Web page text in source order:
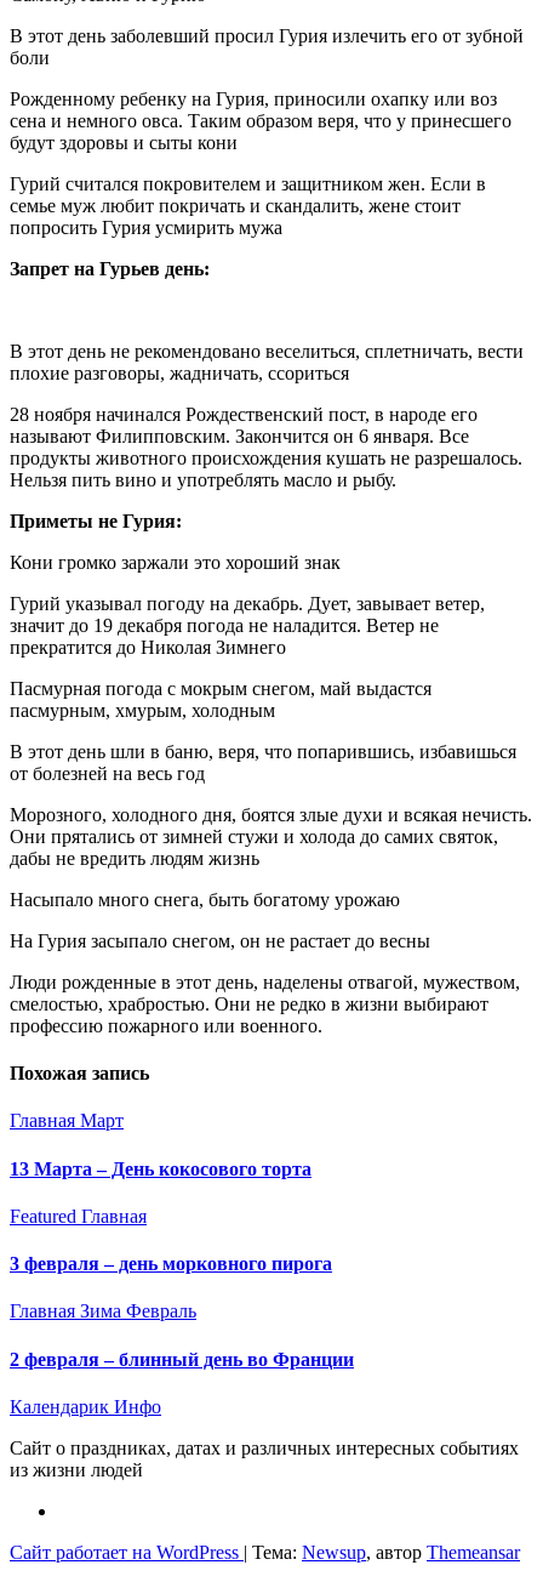
В этот день заболевший просил Гурия излечить его от зубной
боли
Рожденному ребенку на Гурия, приносили охапку или воз
сена и немного овса. Таким образом веря, что у принесшего
будут здоровы и сыты кони
Гурий считался покровителем и защитником жен. Если в
семье муж любит покричать и скандалить, жене стоит
попросить Гурия усмирить мужа
Запрет на Гурьев день:
В этот день не рекомендовано веселиться, сплетничать, вести
плохие разговоры, жадничать, ссориться
28 ноября начинался Рождественский пост, в народе его
называют Филипповским. Закончится он 6 января. Все
продукты животного происхождения кушать не разрешалось.
Нельзя пить вино и употреблять масло и рыбу.
Приметы не Гурия:
Кони громко заржали это хороший знак
Гурий указывал погоду на декабрь. Дует, завывает ветер,
значит до 19 декабря погода не наладится. Ветер не
прекратится до Николая Зимнего
Пасмурная погода с мокрым снегом, май выдастся
пасмурным, хмурым, холодным
В этот день шли в баню, веря, что попарившись, избавишься
от болезней на весь год
Морозного, холодного дня, боятся злые духи и всякая нечисть.
Они прятались от зимней стужи и холода до самих святок,
дабы не вредить людям жизнь
Насыпало много снега, быть богатому урожаю
На Гурия засыпало снегом, он не растает до весны
Люди рожденные в этот день, наделены отвагой, мужеством,
смелостью, храбростью. Они не редко в жизни выбирают
профессию пожарного или военного.
Похожая запись
Главная Март
13 Марта – День кокосового торта
Featured Главная
3 февраля – день морковного пирога
Главная Зима Февраль
2 февраля – блинный день во Франции
Календарик Инфо
Сайт о праздниках, датах и различных интересных событиях
из жизни людей
Сайт работает на WordPress | Тема: Newsup, автор Themeansar